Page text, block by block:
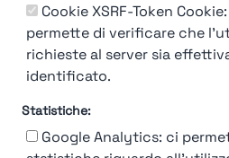
Cookie XSRF-Token
permette di verificare che
richieste al server sia
identificato.
Statistiche:
Google Analytics: ci